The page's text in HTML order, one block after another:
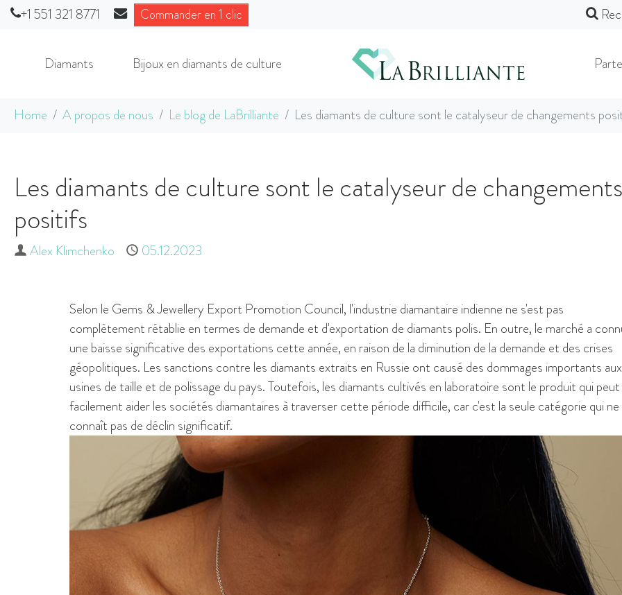
Aller au contenu principal
+1 551 321 8771 Commander en 1 clic
Diamants Bijoux en diamants de culture
Vous êtes ici :
Home A propos de nous Le blog de LaBrilliante Les diamants de culture sont le catalyseur de changements
Les diamants de culture sont le catalyseur de changements
positifs
Auteur
Alex Klimchenko Publié
05.12.2023
Selon le Gems & Jewellery Export Promotion Council, l'industrie diamantaire indienne ne s'est pas
complètement rétablie en termes de demande et d'exportation de diamants polis. En outre, le marché a
une baisse significative des exportations cette année, en raison de la diminution de la demande et des crises
géopolitiques. Les sanctions contre les diamants extraits en Russie ont causé des dommages importants aux
usines de taille et de polissage du pays. Toutefois, les diamants cultivés en laboratoire sont le produit qui peut
facilement aider les sociétés diamantaires à traverser cette période difficile, car c'est la seule catégorie qui ne
connaît pas de déclin significatif.